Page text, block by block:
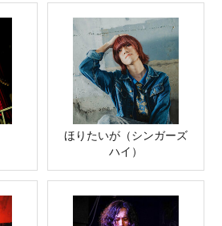
ほりたいが（シンガーズ
ハイ）